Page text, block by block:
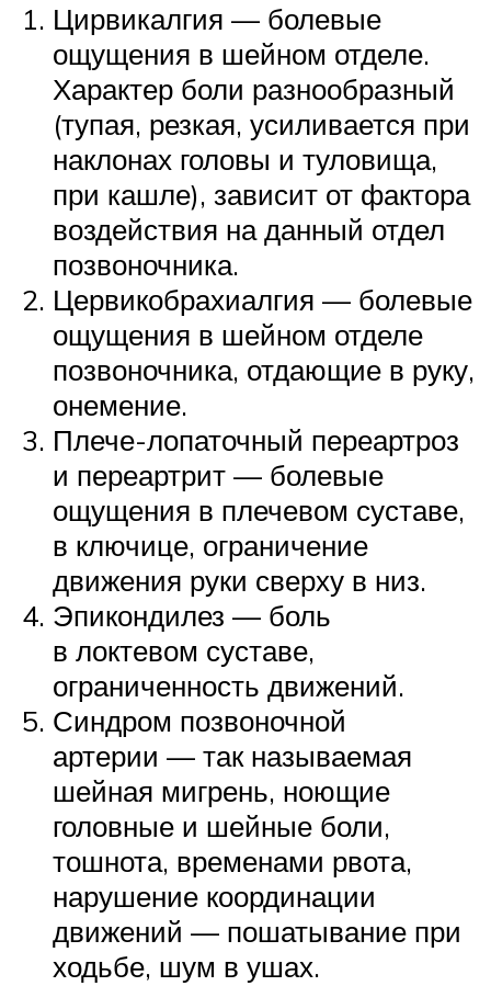
Цирвикалгия — болевые
ощущения в шейном отделе.
Характер боли разнообразный
(тупая, резкая, усиливается при
наклонах головы и туловища,
при кашле), зависит от фактора
воздействия на данный отдел
позвоночника.
Цервикобрахиалгия — болевые
ощущения в шейном отделе
позвоночника, отдающие в руку,
онемение.
Плече-лопаточный переартроз
и переартрит — болевые
ощущения в плечевом суставе,
в ключице, ограничение
движения руки сверху в низ.
Эпикондилез — боль
в локтевом суставе,
ограниченность движений.
Синдром позвоночной
артерии — так называемая
шейная мигрень, ноющие
головные и шейные боли,
тошнота, временами рвота,
нарушение координации
движений — пошатывание при
ходьбе, шум в ушах.